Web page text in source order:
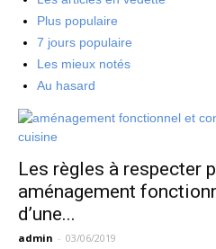
Plus populaire
7 jours populaire
Les mieux notés
Au hasard
Les règles à respecter
aménagement
d’une...
admin - 03/06/2019